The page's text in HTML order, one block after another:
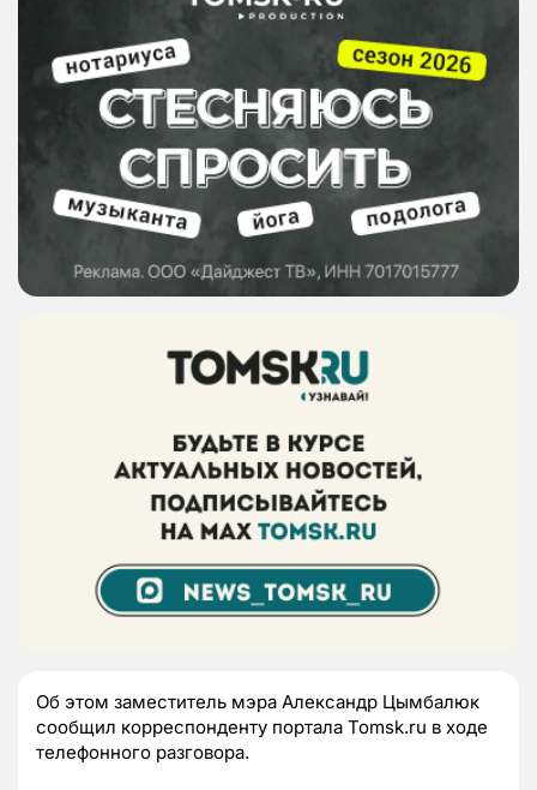
Об этом заместитель мэра Александр Цымбалюк
сообщил корреспонденту портала Tomsk.ru в ходе
телефонного разговора.